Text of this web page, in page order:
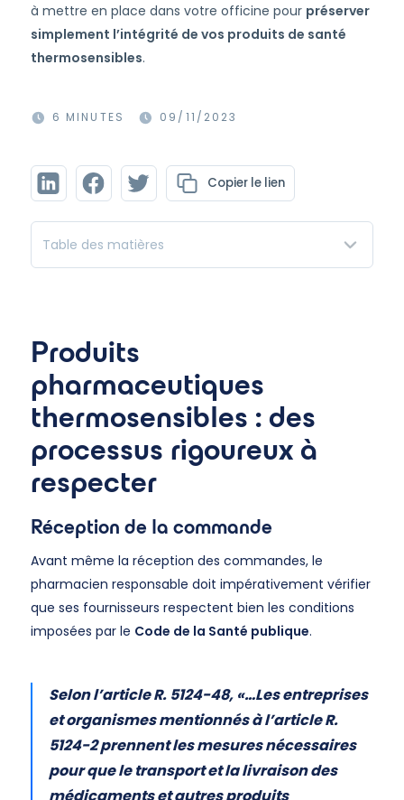
à mettre en place dans votre officine pour préserver
simplement l’intégrité de vos produits de santé
thermosensibles.
6 MINUTES 09/11/2023
Produits
pharmaceutiques
thermosensibles : des
processus rigoureux à
respecter
Réception de la commande
Avant même la réception des commandes, le
pharmacien responsable doit impérativement vérifier
que ses fournisseurs respectent bien les conditions
imposées par le Code de la Santé publique.
Selon l’article R. 5124-48, «…Les entreprises
et organismes mentionnés à l’article R.
5124-2 prennent les mesures nécessaires
pour que le transport et la livraison des
Copier le lien
Table des matières